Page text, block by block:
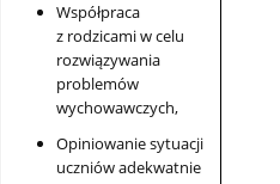
Współpraca
z rodzicami w celu
rozwiązywania
problemów
wychowawczych,
Opiniowanie sytuacji
uczniów adekwatnie